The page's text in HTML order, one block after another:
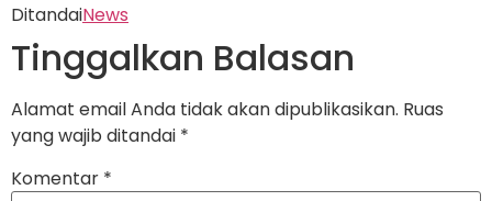
DitandaiNews
Tinggalkan Balasan
Alamat email Anda tidak akan dipublikasikan. Ruas
yang wajib ditandai *
Komentar *